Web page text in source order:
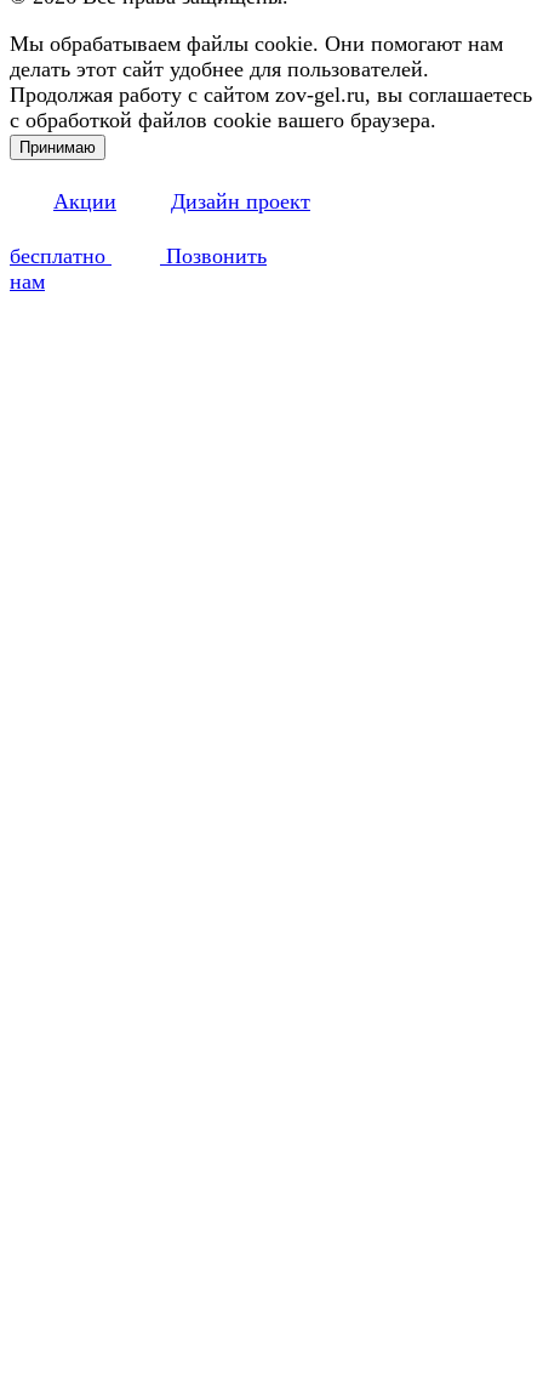
Мы обрабатываем файлы cookie. Они помогают нам
делать этот сайт удобнее для пользователей.
Продолжая работу с сайтом zov-gel.ru, вы соглашаетесь
с обработкой файлов cookie вашего браузера.
Принимаю
Акции Дизайн проект
бесплатно
Позвонить
нам